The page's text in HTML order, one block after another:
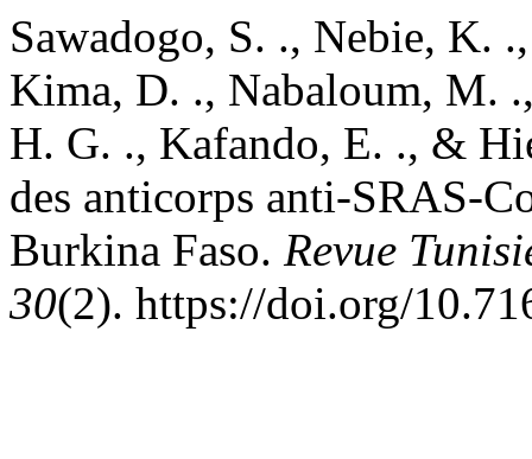
Sawadogo, S. ., Nebie, K.
Kima, D. ., Nabaloum, M.
H. G. ., Kafando, E. ., &
des anticorps anti-SRAS-
Burkina Faso. Revue
30(2). https://doi.org/